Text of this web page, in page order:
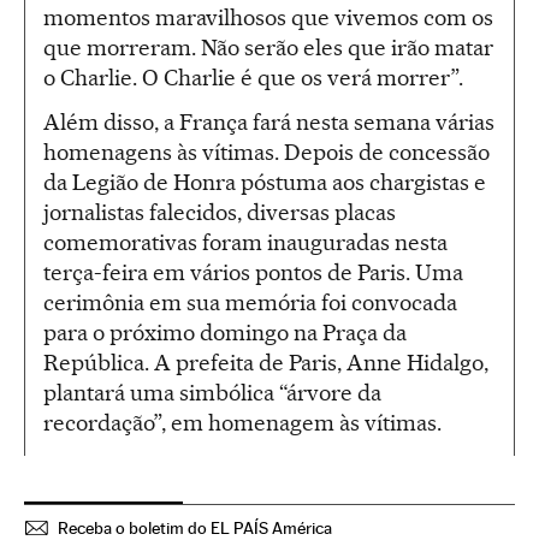
momentos maravilhosos que vivemos com os
que morreram. Não serão eles que irão matar
o Charlie. O Charlie é que os verá morrer”.
Além disso, a França fará nesta semana várias
homenagens às vítimas. Depois de concessão
da Legião de Honra póstuma aos chargistas e
jornalistas falecidos, diversas placas
comemorativas foram inauguradas nesta
terça-feira em vários pontos de Paris. Uma
cerimônia em sua memória foi convocada
para o próximo domingo na Praça da
República. A prefeita de Paris, Anne Hidalgo,
plantará uma simbólica “árvore da
recordação”, em homenagem às vítimas.
Receba o boletim do EL PAÍS América